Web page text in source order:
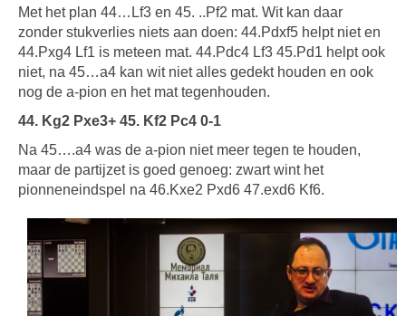
Met het plan 44…Lf3 en 45. ..Pf2 mat. Wit kan daar
zonder stukverlies niets aan doen: 44.Pdxf5 helpt niet en
44.Pxg4 Lf1 is meteen mat. 44.Pdc4 Lf3 45.Pd1 helpt ook
niet, na 45…a4 kan wit niet alles gedekt houden en ook
nog de a-pion en het mat tegenhouden.
44. Kg2 Pxe3+ 45. Kf2 Pc4 0-1
Na 45….a4 was de a-pion niet meer tegen te houden,
maar de partijzet is goed genoeg: zwart wint het
pionneneindspel na 46.Kxe2 Pxd6 47.exd6 Kf6.